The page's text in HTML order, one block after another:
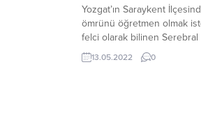
Yozgat’ın Saraykent
ömrünü öğretmen olmak
felci olarak bilinen Serebral
adadı.13.05.2022 0